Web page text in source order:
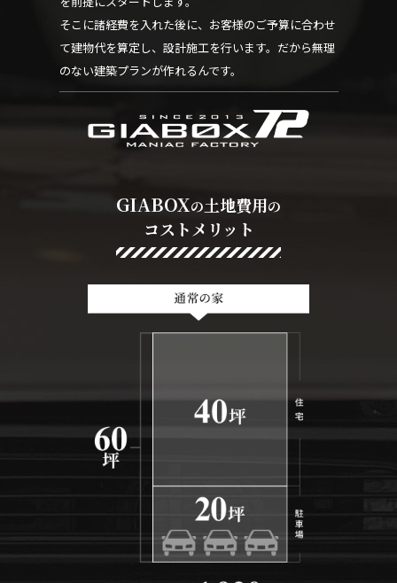
そこに諸経費を入れた後に、お客様のご予算に合わせ
て建物代を算定し、設計施工を行います。だから無理
のない建築プランが作れるんです。
GIABOXの土地費用の
コストメリット